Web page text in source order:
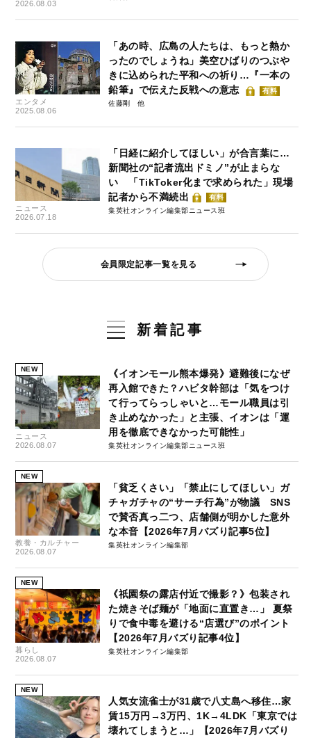
2026.08.03
エンタメ
2025.08.06
「あの時、広島の人たちは、もっと熱か
ったのでしょうね」美空ひばりのつぶや
きに込められた平和への祈り…『一本の
鉛筆』で伝えた反戦への意志
有料
佐藤剛
ニュース
2026.07.18
「日経に紹介してほしい」が合言葉に…
新聞社の“記者流出ドミノ”が止まらな
い 「TikToker化まで求められた」現場
記者から不満続出
有料
集英社オンライン編集部ニュース班
会員限定記事一覧を見る
新着記事
NEW
ニュース
2026.08.07
《イオンモール熊本爆発》避難後になぜ
再入館できた？ハビタ幹部は「気をつけ
て行ってらっしゃいと…モール職員は引
き止めなかった」と主張、イオンは「運
用を徹底できなかった可能性」
集英社オンライン編集部ニュース班
NEW
教養・カルチャー
2026.08.07
「貧乏くさい」「禁止にしてほしい」ガ
チャガチャの“サーチ行為”が物議 SNS
で賛否真っ二つ、店舗側が明かした意外
な本音【2026年7月バズり記事5位】
集英社オンライン編集部
NEW
暮らし
2026.08.07
《祇園祭の露店付近で撮影？》包装され
た焼きそば麺が「地面に直置き…」 夏祭
りで食中毒を避ける“店選び”のポイント
【2026年7月バズり記事4位】
集英社オンライン編集部
NEW
人気女流雀士が31歳で八丈島へ移住…家
賃15万円→3万円、1K→4LDK「東京では
壊れてしまうと…」【2026年7月バズり